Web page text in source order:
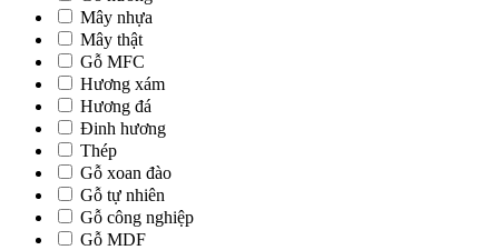
Mây nhựa
Mây thật
Gỗ MFC
Hương xám
Hương đá
Đinh hương
Thép
Gỗ xoan đào
Gỗ tự nhiên
Gỗ công nghiệp
Gỗ MDF